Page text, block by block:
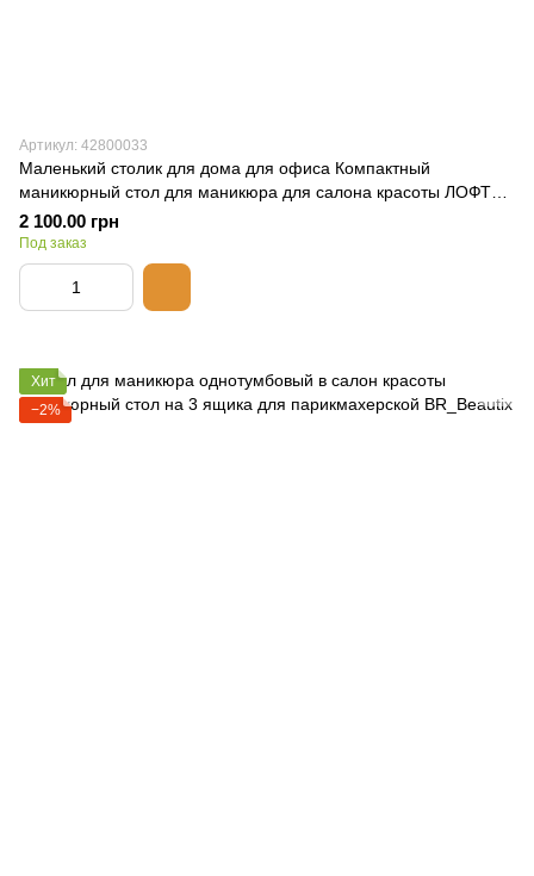
Артикул: 42800033
Маленький столик для дома для офиса Компактный
маникюрный стол для маникюра для салона красоты ЛОФТ
В-268
2 100.00 грн
Под заказ
Хит
−2%